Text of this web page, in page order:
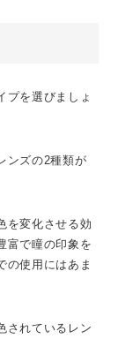
プを選びましょ
ンズの2種類が
を変化させる効
富で瞳の印象を
の使用にはあま
されているレン